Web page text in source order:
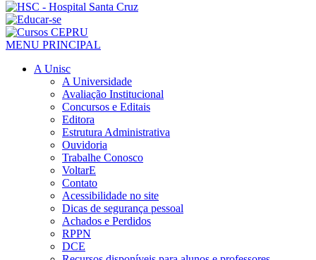
MENU PRINCIPAL
A Unisc
A Universidade
Avaliação Institucional
Concursos e Editais
Editora
Estrutura Administrativa
Ouvidoria
Trabalhe Conosco
VoltarE
Contato
Acessibilidade no site
Dicas de segurança pessoal
Achados e Perdidos
RPPN
DCE